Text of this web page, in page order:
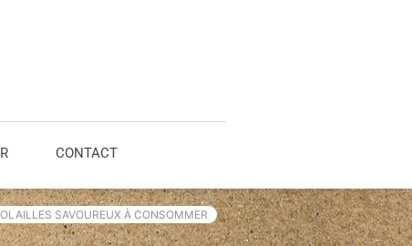
CONTACT
SAVOUREUX À CONSOMMER